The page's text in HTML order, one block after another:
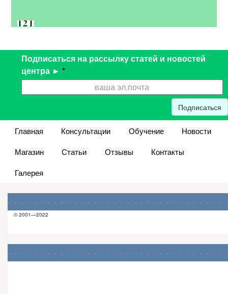
Подписаться на рассылку статей и новостей
центра ► *
Подписаться
Главная Консультации Обучение
Новости
Магазин
Статьи Отзывы
Контакты
Галерея
© 2001—2022